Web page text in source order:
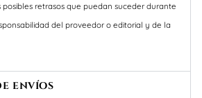
retrasos que puedan suceder durante
del proveedor o editorial y de la
envíos